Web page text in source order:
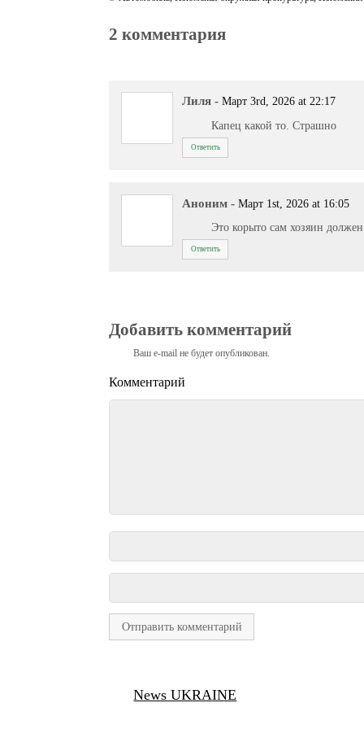
2 комментария
Лиля - Март 3rd, 2026 at 22:17
Капец какой то. Страшно
Ответить
Аноним - Март 1st, 2026 at 16:05
Это корыто сам хозяин
Ответить
Добавить комментарий
Ваш e-mail не будет опубликован.
Комментарий
News UKRAINE